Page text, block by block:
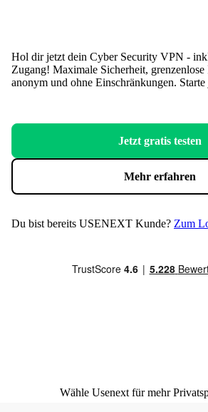
Hol dir jetzt dein Cyber Security VPN -
Zugang! Maximale Sicherheit, grenzenlose
anonym und ohne Einschränkungen. Starte
Jetzt gratis testen
Mehr erfahren
Du bist bereits USENEXT Kunde? Zum
Wähle Usenext für mehr